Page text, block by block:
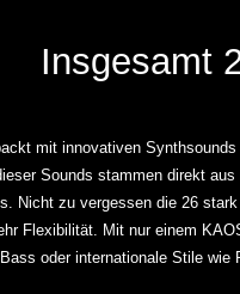
Insgesamt
mit innovativen
Sounds stammen direkt
Nicht zu vergessen die 26
Flexibilität. Mit nur einem
oder internationale Stile